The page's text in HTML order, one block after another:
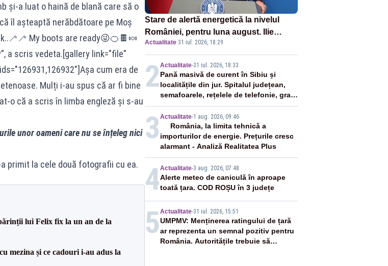
și-a luat o haină de blană care să o
îl așteaptă nerăbdătoare pe Moș
My boots are ready😜🍊🍫🍬
a scris vedeta.[gallery link="file"
cum era de
Mulți i-au spus că ar fi bine
o că a scris în limba engleză și s-au
unor oameni care nu se înțeleg nici
primit la cele două fotografii cu ea.
lui Felix fix la un an de la
mezina și ce cadouri i-au adus la
Stare de alertă energetică la nivelul
României, pentru luna august. Ilie
Bolojan a anunțat importuri și posibile
restricții – VIDEO
Actualitate·31 iul. 2026, 18:29
2Actualitate-31 iul. 2026, 18:33
Pană masivă de curent în Sibiu și
localitățile din jur. Spitalul județean,
semafoarele, rețelele de telefonie, grav
afectate
3 Actualitate-1 aug. 2026, 09:46
România, la limita tehnică a
importurilor de energie. Prețurile cresc
alarmant - Analiză Realitatea Plus
4Actualitate-3 aug. 2026, 07:48
Alerte meteo de caniculă în aproape
toată țara. COD ROȘU în 3 județe
5 Actualitate-31 iul. 2026, 15:51
UMPMV: Menținerea ratingului de țară
ar reprezenta un semnal pozitiv pentru
România. Autoritățile trebuie să